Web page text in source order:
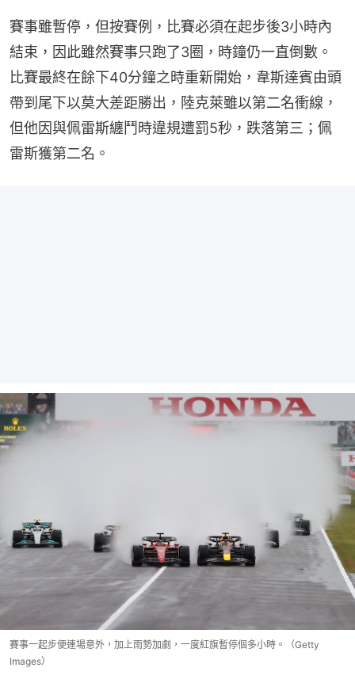
賽事雖暫停，但按賽例，比賽必須在起步後3小時內
結束，因此雖然賽事只跑了3圈，時鐘仍一直倒數。
比賽最終在餘下40分鐘之時重新開始，韋斯達賓由頭
帶到尾下以莫大差距勝出，陸克萊雖以第二名衝線，
但他因與佩雷斯纏鬥時違規遭罰5秒，跌落第三；佩
雷斯獲第二名。
賽事一起步便連場意外，加上雨勢加劇，一度紅旗暫停個多小時。（Getty
Images）